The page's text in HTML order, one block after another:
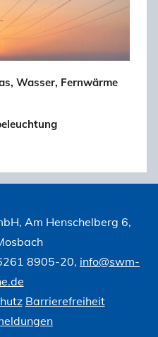
Wasser, Fernwärme
Am Henschelberg 6,
8905-20, info@swm-
Barrierefreiheit